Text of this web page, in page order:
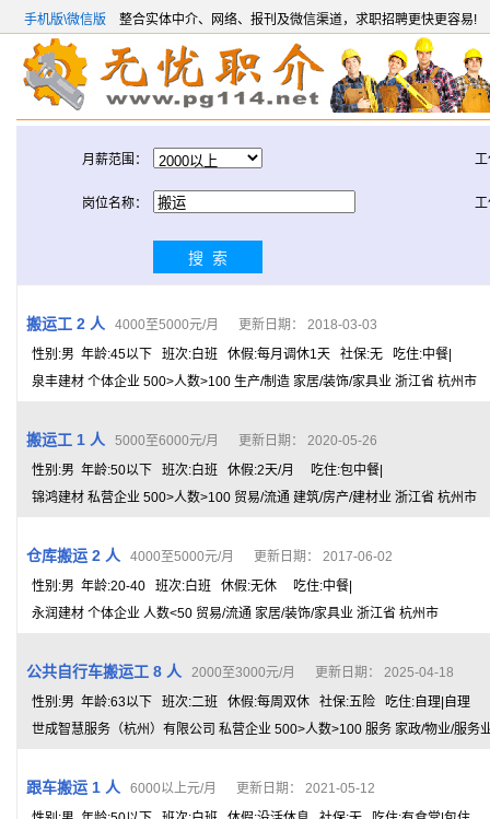
手机版\微信版 整合实体中介、网络、报刊及微信渠道，求职招聘更快更容易!
月薪范围：
岗位名称：
搬运工 2 人
4000至5000元/月 更新日期： 2018-03-03
性别:男 年龄:45以下 班次:白班 休假:每月调休1天 社保:无 吃住:中餐|
泉丰建材 个体企业 500>人数>100 生产/制造 家居/装饰/家具业 浙江省 杭州市
搬运工 1 人
5000至6000元/月 更新日期： 2020-05-26
性别:男 年龄:50以下 班次:白班 休假:2天/月 吃住:包中餐|
锦鸿建材 私营企业 500>人数>100 贸易/流通 建筑/房产/建材业 浙江省 杭州市
仓库搬运 2 人
4000至5000元/月 更新日期： 2017-06-02
性别:男 年龄:20-40 班次:白班 休假:无休 吃住:中餐|
永润建材 个体企业 人数<50 贸易/流通 家居/装饰/家具业 浙江省 杭州市
公共自行车搬运工 8 人
2000至3000元/月 更新日期： 2025-04-18
性别:男 年龄:63以下 班次:二班 休假:每周双休 社保:五险 吃住:自理|自理
世成智慧服务（杭州）有限公司 私营企业 500>人数>100 服务 家政/物业/服务
跟车搬运 1 人
6000以上元/月 更新日期： 2021-05-12